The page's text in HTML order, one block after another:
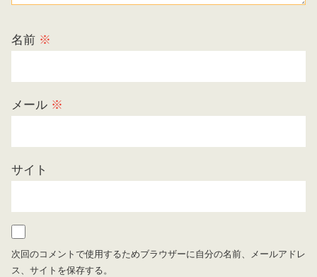
名前 ※
メール ※
サイト
次回のコメントで使用するためブラウザーに自分の名前、メールアドレ
ス、サイトを保存する。